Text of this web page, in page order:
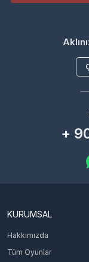
+
KURUMSAL
Hakkımızda
Tüm Oyunlar